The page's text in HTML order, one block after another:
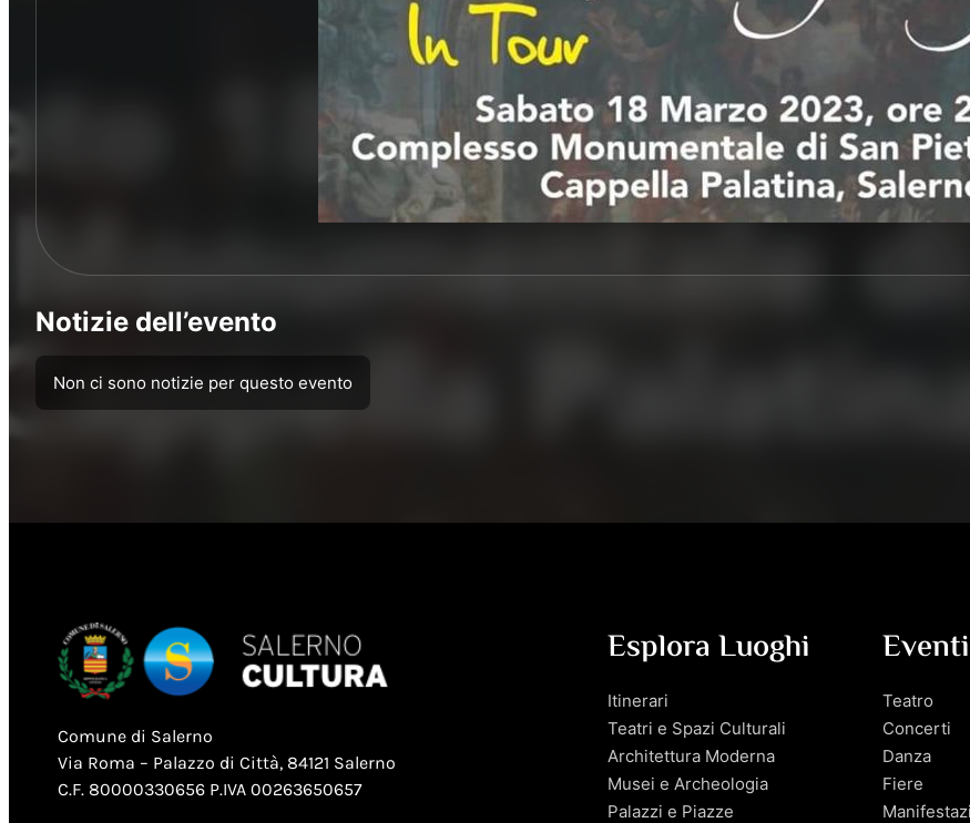
Notizie dell’evento
Non ci sono notizie per questo evento
Comune di Salerno
Via Roma – Palazzo di Città, 84121 Salerno
C.F. 80000330656 P.IVA 00263650657
Esplora Luoghi
Itinerari
Teatri e Spazi Culturali
Architettura Moderna
Musei e Archeologia
Palazzi e Piazze
Eventi
Teatro
Concerti
Danza
Fiere